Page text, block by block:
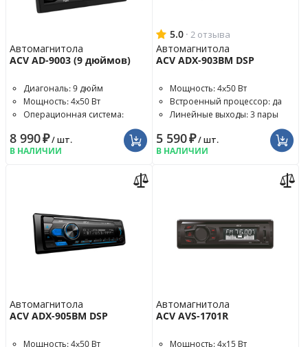
Автомагнитола
ACV AD-9003 (9 дюймов)
Диагональ: 9 дюйм
Мощность: 4x50 Вт
Операционная система:
8 990₽/ шт.
В НАЛИЧИИ
5.0 · 2 отзыва
Автомагнитола
ACV ADX-903BM DSP
Мощность: 4x50 Вт
Встроенный процессор: да
Линейные выходы: 3 пары
5 590₽/ шт.
В НАЛИЧИИ
Автомагнитола
ACV ADX-905BM DSP
Мощность: 4x50 Вт
Автомагнитола
ACV AVS-1701R
Мощность: 4x15 Вт